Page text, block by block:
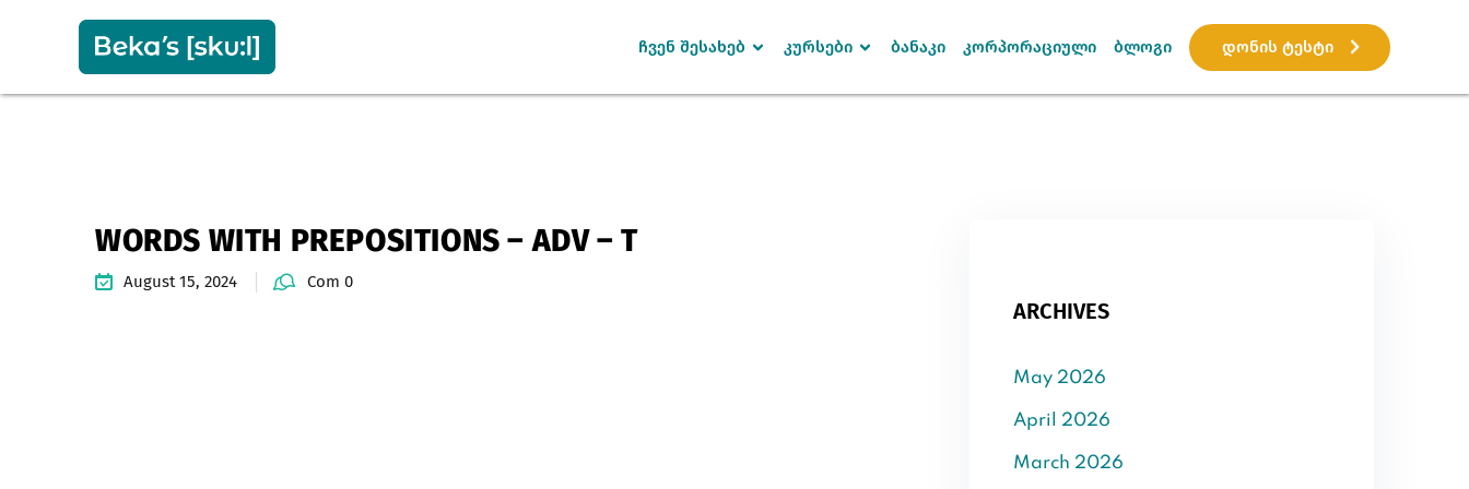
ჩვენ შესახებ კურსები ბანაკი კორპორაციული ბლოგი დონის ტესტი
WORDS WITH PREPOSITIONS – ADV – T
August 15, 2024 Com 0
ARCHIVES
May 2026
April 2026
March 2026